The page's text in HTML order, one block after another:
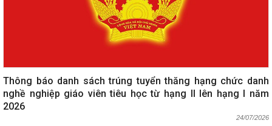
Thông báo danh sách trúng tuyển thăng hạng chức danh
nghề nghiệp giáo viên tiêu học từ hạng II lên hạng I năm
2026
24/07/2026